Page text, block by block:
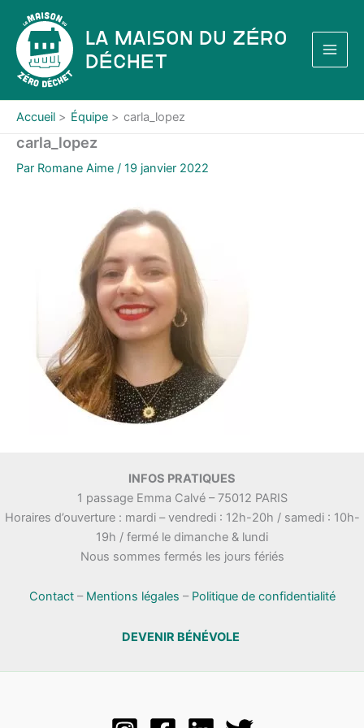
contenu
La Maison du Zéro
Déchet
Accueil Équipe carla_lopez
carla_lopez
Par Romane Aime / 19 janvier 2022
INFOS PRATIQUES
1 passage Emma Calvé – 75012 PARIS
Horaires d’ouverture : mardi – vendredi : 12h-20h / samedi : 10h-
19h / fermé le dimanche & lundi
Nous sommes fermés les jours fériés
Contact– Mentions légales – Politique de confidentialité
DEVENIR BÉNÉVOLE